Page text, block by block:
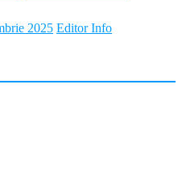
2025 Editor Info